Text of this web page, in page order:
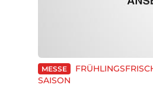
MESSE
SAISON